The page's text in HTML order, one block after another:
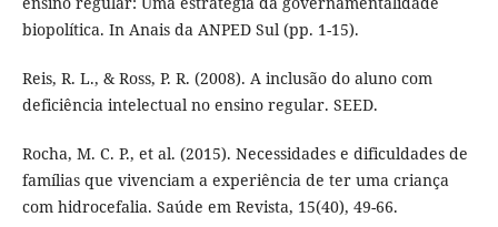
biopolítica. In Anais da ANPED Sul (pp. 1-15).
Reis, R. L., & Ross, P. R. (2008). A inclusão do aluno com
deficiência intelectual no ensino regular. SEED.
Rocha, M. C. P., et al. (2015). Necessidades e dificuldades de
famílias que vivenciam a experiência de ter uma criança
com hidrocefalia. Saúde em Revista, 15(40), 49-66.